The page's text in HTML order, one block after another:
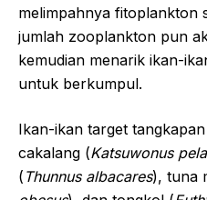
melimpahnya fitoplankton
jumlah zooplankton pun
kemudian menarik ikan-
untuk berkumpul.
Ikan-ikan target
cakalang (Katsuwonus
( Thunnus albacares), tuna